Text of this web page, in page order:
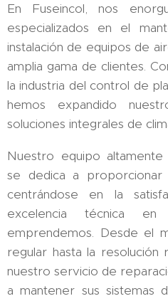
En Fuseincol, nos
especializados en el
instalación de equipos de
amplia gama de clientes.
la industria del control de
hemos expandido
soluciones integrales de
Nuestro equipo
se dedica a proporcionar
centrándose en la
excelencia técnica
emprendemos. Desde el
regular hasta la
nuestro servicio de
a mantener sus sistemas